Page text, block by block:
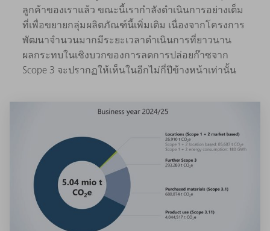
ลูกค้าของเราแล้ว ขณะนี้เรากำลังดำเนินการอย่างเต็ม
ที่เพื่อขยายกลุ่มผลิตภัณฑ์นี้เพิ่มเติม เนื่องจากโครงการ
พัฒนาจำนวนมากมีระยะเวลาดำเนินการที่ยาวนาน
ผลกระทบในเชิงบวกของการลดการปล่อยก๊าซจาก
Scope 3 จะปรากฏให้เห็นในอีกไม่กี่ปีข้างหน้าเท่านั้น